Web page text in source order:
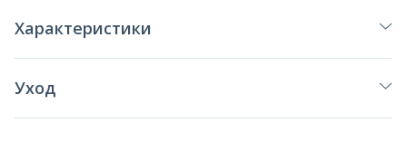
Характеристики
Уход